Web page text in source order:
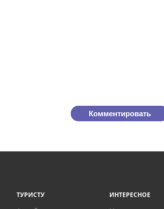
Комментировать
ТУРИСТУ ИНТЕРЕСНОЕ